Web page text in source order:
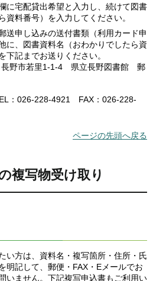
に宅配貸出希望と入力し、続けて図書
資料番号）を入力してください。
送申し込みの送付書類（利用カード申
に、図書資料名（おわかりでしたら資
下記までお送りください。
長野市若里1-1-4 県立長野図書館 郵
：026-228-4921 FAX：026-228-
ページの先頭へ戻る
複写物受け取り
い方は、資料名・複写箇所・住所・氏
明記して、郵便・FAX・Eメールでお
いません。下記複写申込書もご利用い